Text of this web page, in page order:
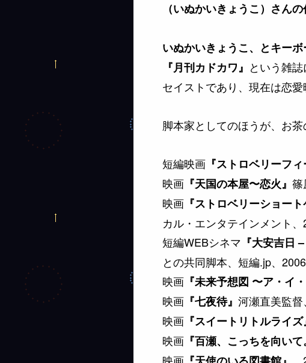
（いぬかいきょうこ）さんの
いぬかいきょうこ、とキー
『月刊カドカワ』 という雑
セイストであり、現在は恋
脚本家としてのほうが、お
短編映画 『ストロベリーフィ
映画 『天国の本屋〜恋火』 篠
映画 『ストロベリーショート
カル・エンタテインメント
短編WEBシネマ 『大安吉日
との共同脚本、短編.jp、
映画 『未来予想図 〜ア・イ
映画 『七夜待』 河瀬直美監
映画 『スイートリトルライズ
映画 『百瀬、こっちを向いて